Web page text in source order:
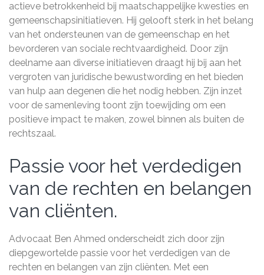
actieve betrokkenheid bij maatschappelijke kwesties en
gemeenschapsinitiatieven. Hij gelooft sterk in het belang
van het ondersteunen van de gemeenschap en het
bevorderen van sociale rechtvaardigheid. Door zijn
deelname aan diverse initiatieven draagt hij bij aan het
vergroten van juridische bewustwording en het bieden
van hulp aan degenen die het nodig hebben. Zijn inzet
voor de samenleving toont zijn toewijding om een
positieve impact te maken, zowel binnen als buiten de
rechtszaal.
Passie voor het verdedigen
van de rechten en belangen
van cliënten.
Advocaat Ben Ahmed onderscheidt zich door zijn
diepgewortelde passie voor het verdedigen van de
rechten en belangen van zijn cliënten. Met een